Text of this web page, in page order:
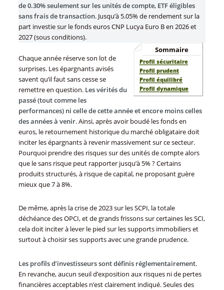
de 0.30% seulement sur les unités de compte, ETF éligibles
sans frais de transaction. Jusqu’à 5.05% de rendement sur la
part investie sur le fonds euros CNP Lucya Euro B en 2026 et
2027 (sous conditions).
Sommaire
Profil sécuritaire
Profil prudent
Profil équilibré
Profil dynamique
Chaque année réserve son lot de
surprises. Les épargnants avisés
savent qu’il faut sans cesse se
remettre en question. Les vérités du
passé (tout comme les
performances) ni celle de cette année et encore moins celles
des années à venir. Ainsi, après avoir boudé les fonds en
euros, le retournement historique du marché obligataire doit
inciter les épargnants à revenir massivement sur ce secteur.
Pourquoi prendre des risques sur des unités de compte alors
que le sans risque peut rapporter jusqu’à 5% ? Certains
produits structurés, à risque de capital, ne proposant guère
mieux que 7 à 8%.
De même, après la crise de 2023 sur les SCPI, la totale
déchéance des OPCI, et de grands frissons sur certaines les SCI,
cela doit inciter à lever le pied sur les supports immobiliers et
surtout à choisir ses supports avec une grande prudence.
Les profils d’investisseurs sont définis réglementairement.
En revanche, aucun seuil d’exposition aux risques ni de pertes
financières acceptables n’est clairement indiqué. Seules des